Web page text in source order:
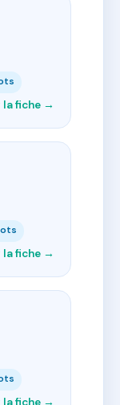
la fiche →
la fiche →
la fiche →